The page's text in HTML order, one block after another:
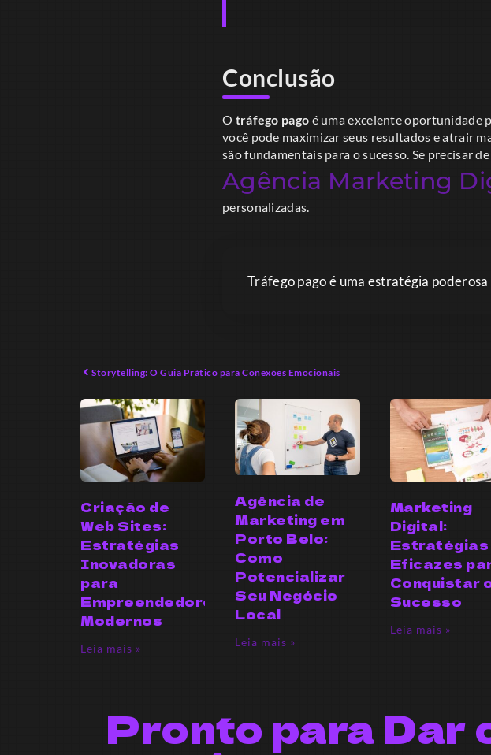
Conclusão
O tráfego pago é uma excelente oportunidade
você pode maximizar seus resultados e atrair
são fundamentais para o sucesso. Se precisar
Agência Marketing
personalizadas.
Tráfego pago é uma estratégia
Storytelling: O Guia Prático para Conexões Emocionais
Criação de
Web Sites:
Estratégias
Inovadoras
para
Empreendedores
Modernos
Leia mais »
Agência de
Marketing em
Porto Belo:
Como
Potencializar
Seu Negócio
Local
Leia mais »
Marketing
Digital:
Estratégias
Eficazes
Conquistar
Sucesso
Leia mais »
Pronto para Dar